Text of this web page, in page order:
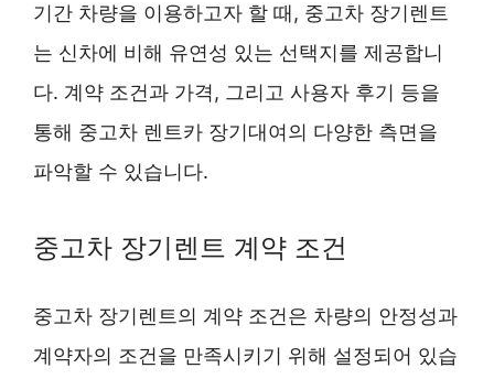
기간 차량을 이용하고자 할 때, 중고차 장기렌트
는 신차에 비해 유연성 있는 선택지를 제공합니
다. 계약 조건과 가격, 그리고 사용자 후기 등을
통해 중고차 렌트카 장기대여의 다양한 측면을
파악할 수 있습니다.
중고차 장기렌트 계약 조건
중고차 장기렌트의 계약 조건은 차량의 안정성과
계약자의 조건을 만족시키기 위해 설정되어 있습